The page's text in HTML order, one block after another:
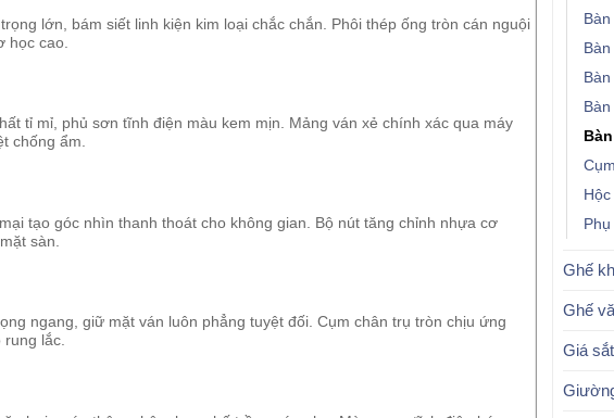
lớn, bám siết linh kiện kim loại chắc chắn. Phôi thép ống tròn cán nguội
học cao.
tỉ mỉ, phủ sơn tĩnh điện màu kem mịn. Mảng ván xẻ chính xác qua máy
chống ẩm.
tạo góc nhìn thanh thoát cho không gian. Bộ nút tăng chỉnh nhựa cơ
sàn.
ngang, giữ mặt ván luôn phẳng tuyệt đối. Cụm chân trụ tròn chịu ứng
rung lắc.
Bàn
Ghế
Ghế
Giá sắt